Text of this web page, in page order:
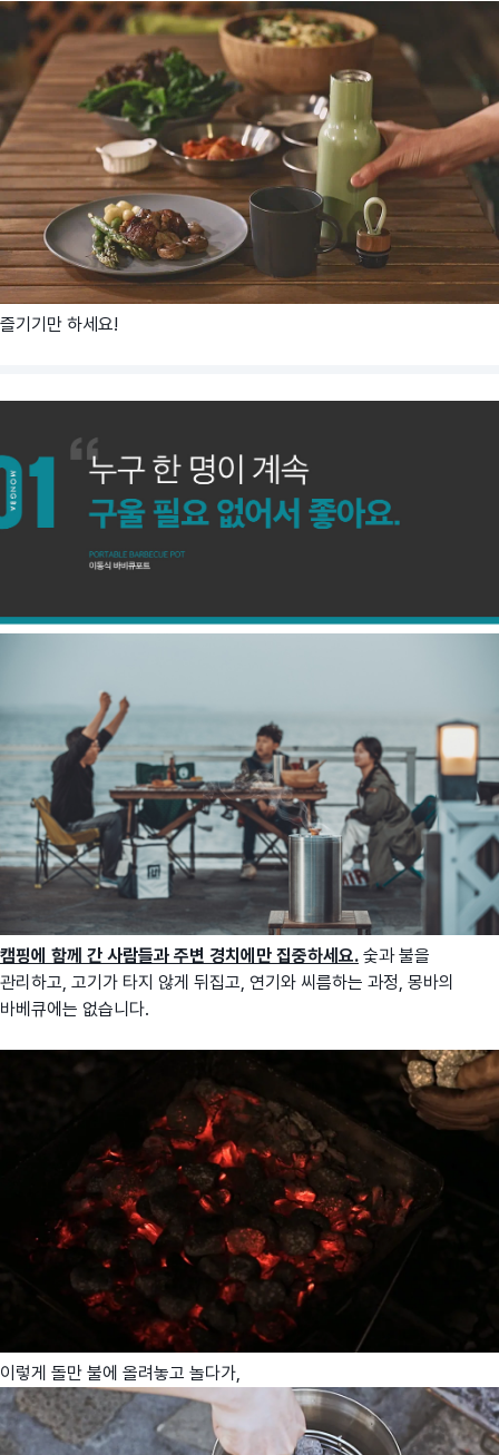
즐기기만 하세요!
캠핑에 함께 간 사람들과 주변 경치에만 집중하세요. 숯과 불을
관리하고, 고기가 타지 않게 뒤집고, 연기와 씨름하는 과정, 몽바의
바베큐에는 없습니다.
이렇게 돌만 불에 올려놓고 놀다가,